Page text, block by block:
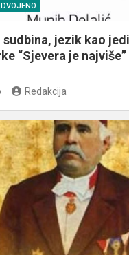
sudbina, jezik kao
“Sjevera je
Redakcija